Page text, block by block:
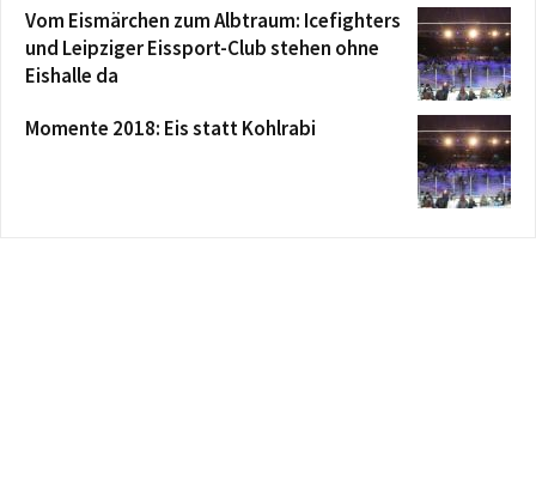
Vom Eismärchen zum Albtraum: Icefighters
und Leipziger Eissport-Club stehen ohne
Eishalle da
Momente 2018: Eis statt Kohlrabi